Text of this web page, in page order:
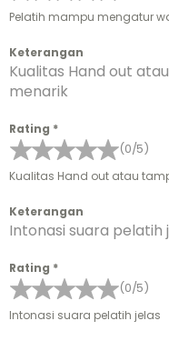
Pelatih mampu mengatur
Keterangan
Kualitas Hand out
menarik
Rating *
(0/5)
Kualitas Hand out atau
Keterangan
Intonasi suara pelatih
Rating *
(0/5)
Intonasi suara pelatih jelas